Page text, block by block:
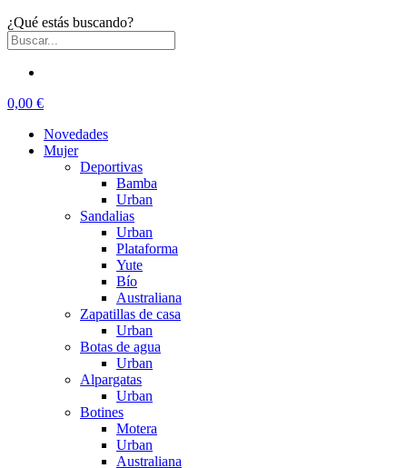
¿Qué estás buscando?
0,00 €
Novedades
Mujer
Deportivas
Bamba
Urban
Sandalias
Urban
Plataforma
Yute
Bío
Australiana
Zapatillas de casa
Urban
Botas de agua
Urban
Alpargatas
Urban
Botines
Motera
Urban
Australiana